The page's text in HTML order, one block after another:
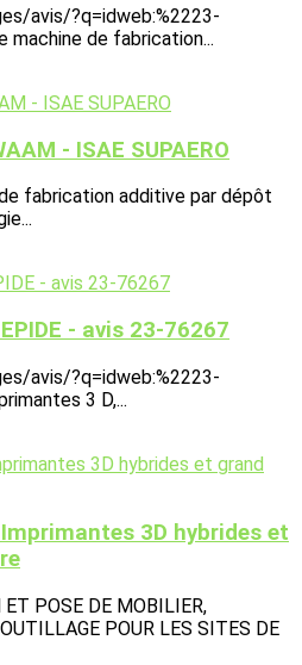
avis/?q=idweb:%2223-
machine de fabrication...
- ISAE SUPAERO
fabrication additive par dépôt
- avis 23-76267
avis/?q=idweb:%2223-
3 D,...
3D hybrides et
POSE DE MOBILIER,
POUR LES SITES DE